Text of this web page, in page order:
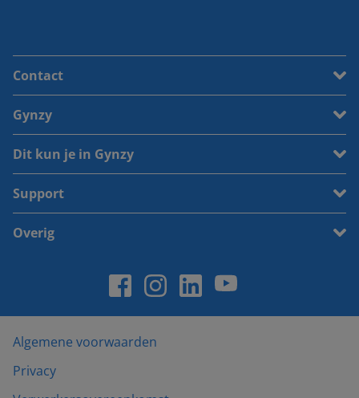
Contact
Gynzy
Dit kun je in Gynzy
Support
Overig
Algemene voorwaarden
Privacy